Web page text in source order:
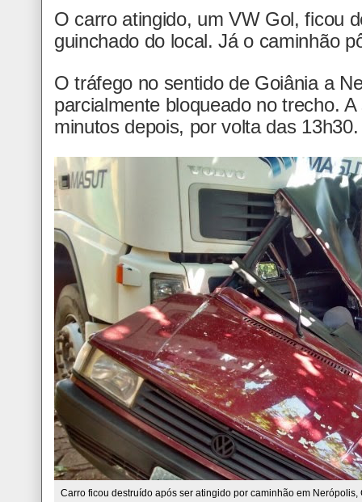
O carro atingido, um VW Gol, ficou
guinchado do local. Já o caminhão
O tráfego no sentido de Goiânia a
parcialmente bloqueado no trecho.
minutos depois, por volta das 13h30.
Carro ficou destruído após ser atingido por caminhão em Nerópolis,